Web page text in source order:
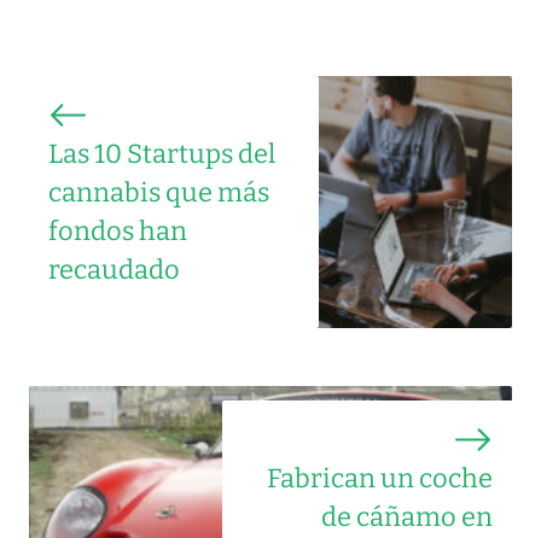
Las 10 Startups del
cannabis que más
fondos han
recaudado
Fabrican un coche
de cáñamo en